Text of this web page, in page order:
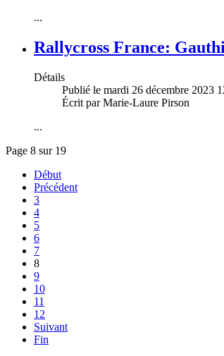
...
Rallycross France:
Détails
Publié le mardi 26 décembre 2023
Écrit par Marie-Laure Pirson
...
Page 8 sur 19
Début
Précédent
3
4
5
6
7
8
9
10
11
12
Suivant
Fin